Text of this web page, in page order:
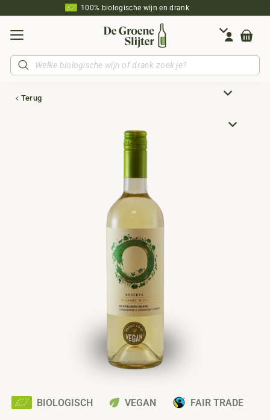
100% biologische wijn en drank
Producten
zoeken
Terug
BIOLOGISCH eco VEGAN FAIR TRADE